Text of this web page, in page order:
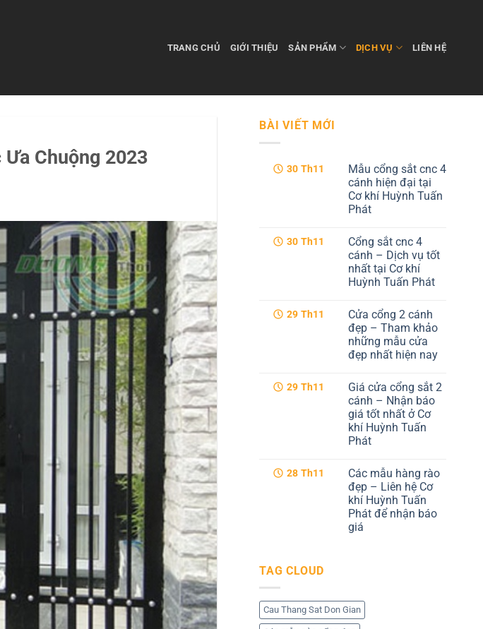
TRANG CHỦ GIỚI THIỆU SẢN PHẨM DỊCH VỤ LIÊN HỆ
Chuộng 2023
BÀI VIẾT MỚI
30 Th11
Mẫu cổng sắt cnc 4
cánh hiện đại tại
Cơ khí Huỳnh Tuấn
Phát
bình
luận
ở
Mẫu
cổng
sắt
cánh
hiện
đại
tại
Cơ
khí
Phát
30 Th11
Cổng sắt cnc 4
cánh – Dịch vụ tốt
nhất tại Cơ khí
Huỳnh Tuấn Phát
bình
luận
ở
Cổng
sắt
cnc
–
Dịch
vụ
tốt
nhất
tại
Cơ
Tuấn
Phát
29 Th11
Cửa cổng 2 cánh
đẹp – Tham khảo
những mẫu cửa
đẹp nhất hiện nay
bình
luận
ở
Cửa
cổng
2
cánh
Tham
khảo
những
mẫu
cửa
đẹp
nhất
hiện
29 Th11
Giá cửa cổng sắt 2
cánh – Nhận báo
giá tốt nhất ở Cơ
khí Huỳnh Tuấn
Phát
bình
luận
ở
Giá
cửa
cổng
sắt
nhất
ở
Cơ
28 Th11
Các mẫu hàng rào
đẹp – Liên hệ Cơ
khí Huỳnh Tuấn
Phát để nhận báo
giá
hàng
rào
đẹp
TAG CLOUD
Cau Thang Sat Don Gian